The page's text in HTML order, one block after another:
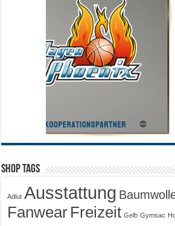
Shop Tags
Adlut Ausstattung
Fanwear Freizeit Gelb Gymsac